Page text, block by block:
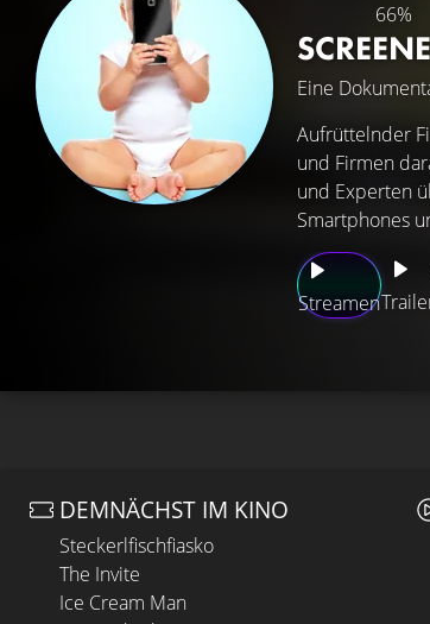
66%
Eine
Streamen
Aufrüttelnder
und Firmen
und Experten
Smartphones
DEMNÄCHST IM KINO
Steckerlfischfiasko
The Invite
Ice Cream Man